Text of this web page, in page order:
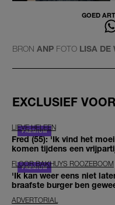
GOED
BRON ANP FOTO LISA DE
EXCLUSIEF
LIEVE HELEEN
Fred (55): 'Ik vind het
komen tijdens een
FLOOR BAKHUYS ROOZEBOOM
'Ik kan weer eens niet
braafste burger ben
ADVERTORIAL